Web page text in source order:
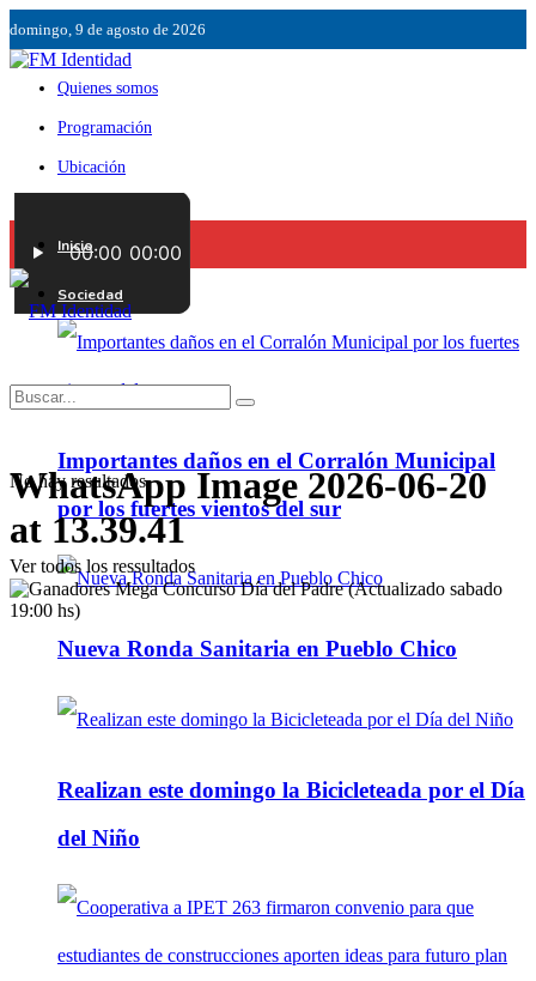
domingo, 9 de agosto de 2026
Quienes somos
Programación
Ubicación
Contáctenos
Inicio
Sociedad
Importantes daños en el Corralón Municipal
por los fuertes vientos del sur
Nueva Ronda Sanitaria en Pueblo Chico
Realizan este domingo la Bicicleteada por el Día
del Niño
No hay resultados.
Ver todos los ressultados
WhatsApp Image 2026-06-20
at 13.39.41